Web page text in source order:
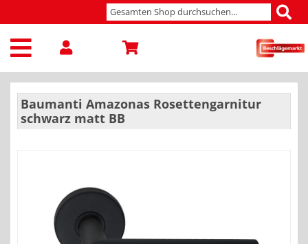
Baumanti Amazonas Rosettengarnitur
schwarz matt BB